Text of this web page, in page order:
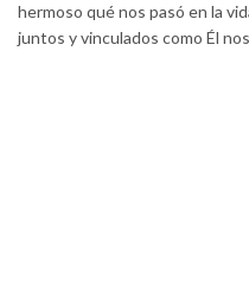
hermoso qué nos pasó en la
juntos y vinculados como Él nos